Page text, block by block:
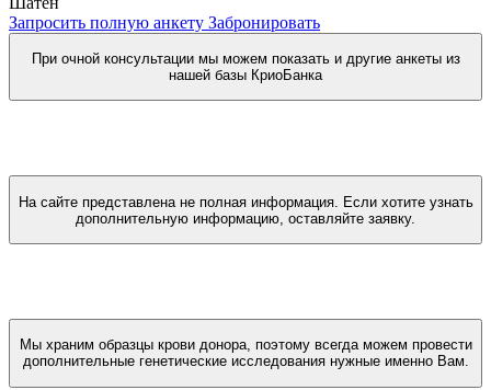
Запросить полную анкету Забронировать
При очной консультации мы можем показать и другие анкеты из
нашей базы КриоБанка
На сайте представлена не полная информация. Если хотите узнать
дополнительную информацию, оставляйте заявку.
Мы храним образцы крови донора, поэтому всегда можем провести
дополнительные генетические исследования нужные именно Вам.